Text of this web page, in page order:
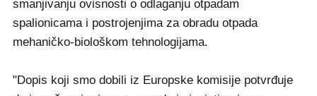
smanjivanju ovisnosti o odlaganju otpadam
spalionicama i postrojenjima za obradu otpada
mehaničko-biološkom tehnologijama.
"Dopis koji smo dobili iz Europske komisije potvrđuje